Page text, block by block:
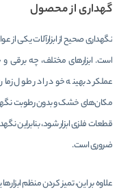
گهداری از محصول
نگهداری صحیح از ابزارآلات یکی
است. ابزارهای مختلف، چه برقی و
عملکرد بهینه خود را در طول
مکان‌های خشک و بدون رطوبت
قطعات فلزی ابزار شود، بنابراین
ضروری است.
علاوه بر این، تمیز کردن منظم